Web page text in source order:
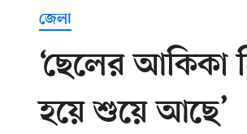
জেলা
‘ছেলের আকিকা
হয়ে শুয়ে আছে’